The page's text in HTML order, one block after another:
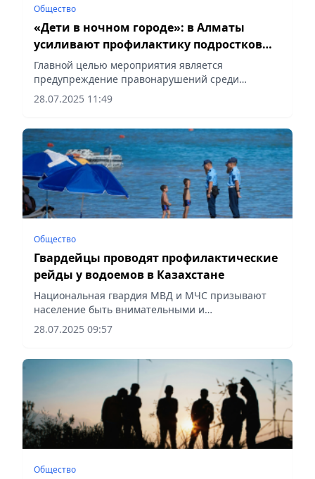
Общество
«Дети в ночном городе»: в Алматы
усиливают профилактику подростковых
правонарушений
Главной целью мероприятия является
предупреждение правонарушений среди
несовершеннолетних, сообщает Vecher.kz.
28.07.2025 11:49
Общество
Гвардейцы проводят профилактические
рейды у водоемов в Казахстане
Национальная гвардия МВД и МЧС призывают
население быть внимательными и
ответственными, соблюдать меры
предосторожности, сообщает Vecher.kz.
28.07.2025 09:57
Общество